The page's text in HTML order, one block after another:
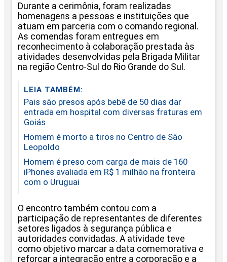
Durante a cerimônia, foram realizadas
homenagens a pessoas e instituições que
atuam em parceria com o comando regional.
As comendas foram entregues em
reconhecimento à colaboração prestada às
atividades desenvolvidas pela Brigada Militar
na região Centro-Sul do Rio Grande do Sul.
LEIA TAMBÉM:
Pais são presos após bebê de 50 dias dar
entrada em hospital com diversas fraturas em
Goiás
Homem é morto a tiros no Centro de São
Leopoldo
Homem é preso com carga de mais de 160
iPhones avaliada em R$ 1 milhão na fronteira
com o Uruguai
O encontro também contou com a
participação de representantes de diferentes
setores ligados à segurança pública e
autoridades convidadas. A atividade teve
como objetivo marcar a data comemorativa e
reforçar a integração entre a corporação e a